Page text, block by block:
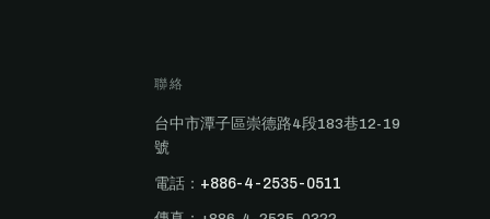
聯絡
台中市潭子區崇德路4段183巷12-19
號
電話： +886-4-2535-0511